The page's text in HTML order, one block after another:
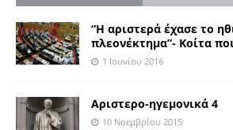
“Η αριστερά έχασε το
πλεονέκτημα”- Κοίτα
1 Ιουνίου 2016
Αριστερο-ηγεμονικά 4
10 Νοεμβρίου 2015